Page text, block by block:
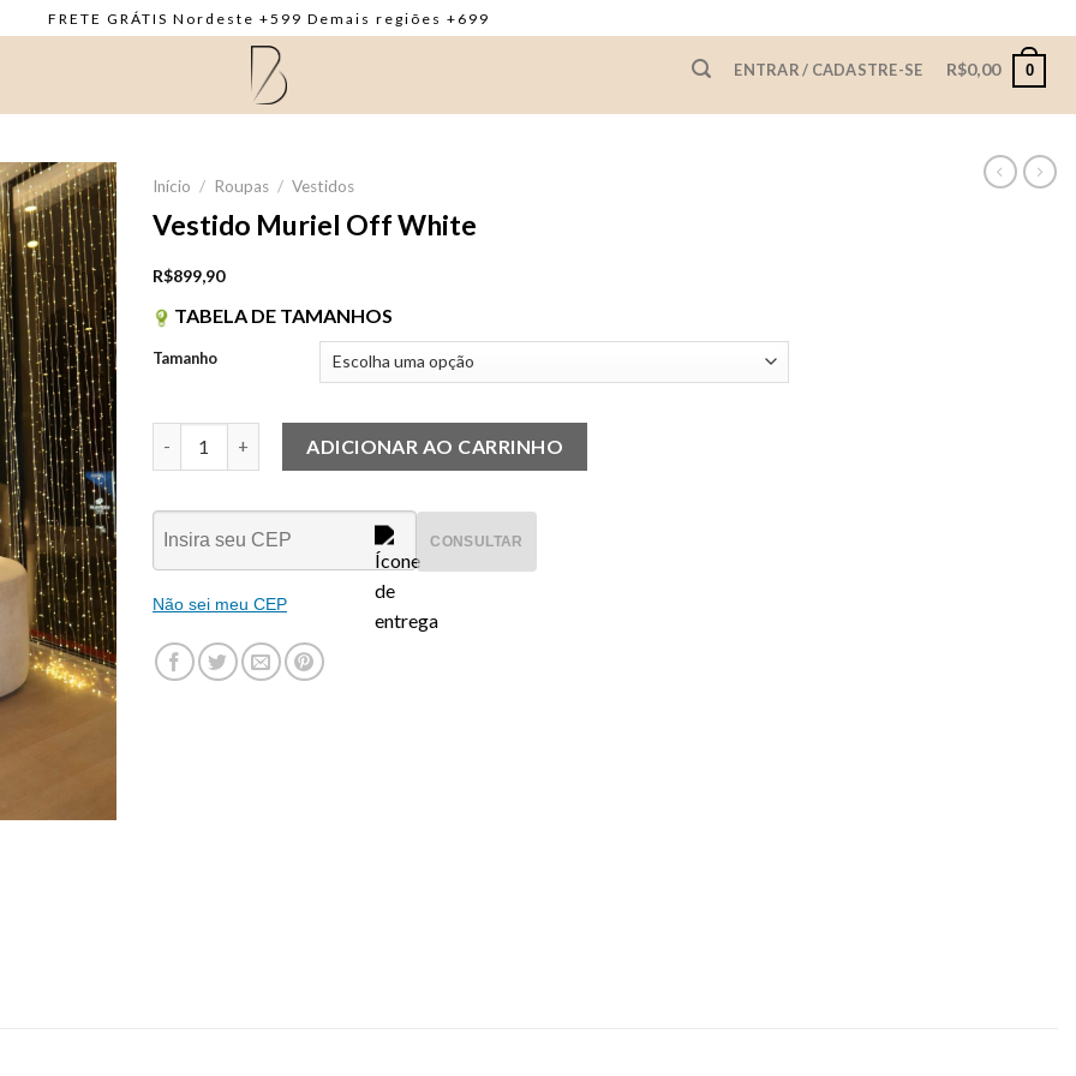
FRETE GRÁTIS Nordeste +599 Demais regiões +699
ENTRAR / CADASTRE-SE R$0,00 0
Início / Roupas / Vestidos
Vestido Muriel Off White
R$899,90
TABELA DE TAMANHOS
Tamanho
ADICIONAR AO CARRINHO
CONSULTAR
Não sei meu CEP